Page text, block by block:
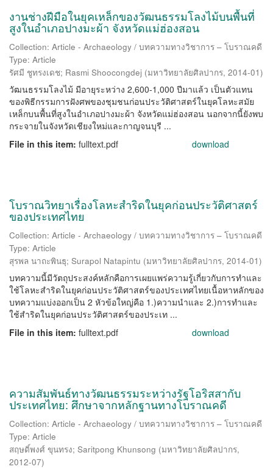
งานช่างฝีมือในยุคเหล็กของวัฒนธรรมโลงไม้บนพื้นที่
สูงในอำเภอปางมะผ้า จังหวัดแม่ฮ่องสอน
Collection: Article - Archaeology / บทความทางวิชาการ – โบราณคดี
Type: Article
รัศมี ชูทรงเดช; Rasmi Shoocongdej (มหาวิทยาลัยศิลปากร, 2014-01)
วัฒนธรรมโลงไม้ มีอายุระหว่าง 2,600-1,000 ปีมาแล้ว เป็นตัวแทน
ของพิธีกรรมการฝังศพของชุมชนก่อนประวัติศาสตร์ในยุคโลหะสมัย
เหล็กบนพื้นที่สูงในอำเภอปางมะผ้า จังหวัดแม่ฮ่องสอน นอกจากนี้ยังพบ
กระจายในจังหวัดเชียงใหม่และกาญจนบุรี ...
File in this item: fulltext.pdf download
โบราณวิทยาเรื่องโลหะสำริดในยุคก่อนประวัติศาสตร์
ของประเทศไทย
Collection: Article - Archaeology / บทความทางวิชาการ – โบราณคดี
Type: Article
สุรพล นาถะพินธุ; Surapol Natapintu (มหาวิทยาลัยศิลปากร, 2014-01)
บทความนี้มีวัตถุประสงค์หลักคือการเผยแพร่ความรู้เกี่ยวกับการทำและ
ใช้โลหะสำริดในยุคก่อนประวัติศาสตร์ของประเทศไทยเนื้อหาหลักของ
บทความแบ่งออกเป็น 2 หัวข้อใหญ่คือ 1.)ความนำและ 2.)การทำและ
ใช้สำริดในยุคก่อนประวัติศาสตร์ของประเท ...
File in this item: fulltext.pdf download
ความสัมพันธ์ทางวัฒนธรรมระหว่างรัฐโอริสสากับ
ประเทศไทย: ศึกษาจากหลักฐานทางโบราณคดี
Collection: Article - Archaeology / บทความทางวิชาการ – โบราณคดี
Type: Article
สฤษดิ์พงศ์ ขุนทรง; Saritpong Khunsong (มหาวิทยาลัยศิลปากร,
2012-07)